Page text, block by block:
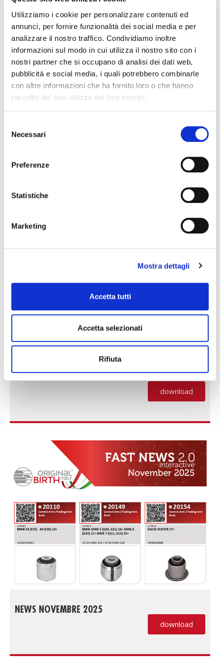
Utilizziamo i cookie per personalizzare contenuti ed
annunci, per fornire funzionalità dei social media e per
analizzare il nostro traffico. Condividiamo inoltre
informazioni sul modo in cui utilizza il nostro sito con i
nostri partner che si occupano di analisi dei dati web,
pubblicità e social media, i quali potrebbero combinarle
con altre informazioni che ha fornito loro o che hanno
raccolto dal suo utilizzo dei loro servizi.
delNecessari
Preferenze
Statistiche
Marketing
Mostra dettagli
Accetta tutti
Accetta selezionati
Rifiuta
download
(PDF, si
NEWS DICEMBRE 2025
download
NEWS NOVEMBRE 2025
download